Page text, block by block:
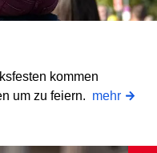
kommen
um zu feiern. mehr